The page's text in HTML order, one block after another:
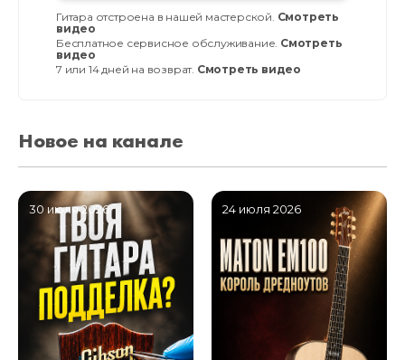
Гитара отстроена в нашей мастерской. Смотреть
видео
Бесплатное сервисное обслуживание. Смотреть
видео
7 или 14 дней на возврат. Смотреть видео
Новое на канале
30 июля 2026 24 июля 2026